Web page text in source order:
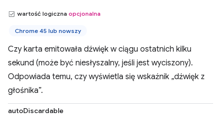
wartość logiczna opcjonalna
Chrome 45 lub nowszy
Czy karta emitowała dźwięk w ciągu ostatnich kilku
sekund (może być niesłyszalny, jeśli jest wyciszony).
Odpowiada temu, czy wyświetla się wskaźnik „dźwięk z
głośnika”.
autoDiscardable